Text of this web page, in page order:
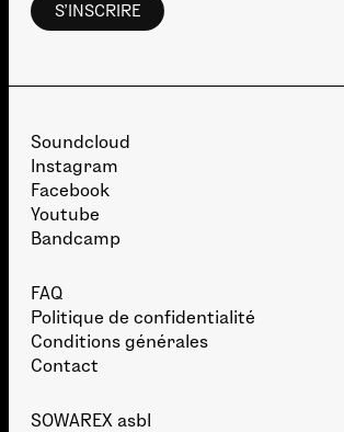
Soundcloud
Instagram
Facebook
Youtube
Bandcamp
FAQ
Politique de confidentialité
Conditions générales
Contact
SOWAREX asbl